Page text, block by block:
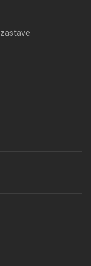
zastave